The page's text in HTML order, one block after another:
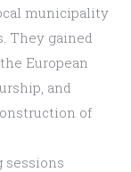
municipality
They gained
European
and
of
sessions